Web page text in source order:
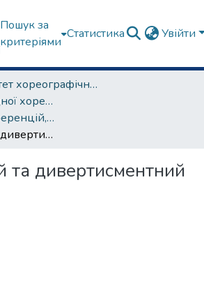
Пошук за
критеріями
Статистика Увійти
Факультет хореографічного мистецтва
Кафедра народної хореографії та теорії танцю
матеріали конференцій, семінарів, круглих столів та ін.
Танці дієвий та дивертисментний
та дивертисментний